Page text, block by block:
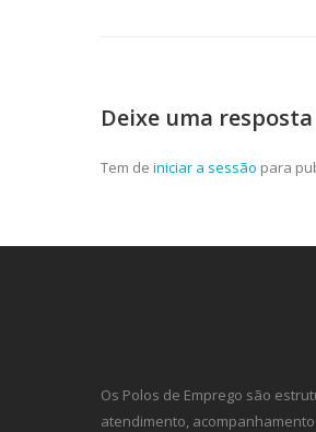
Deixe uma resposta
Tem de iniciar a sessão para
Os Polos de Emprego são
atendimento,